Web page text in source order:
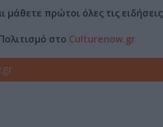
μάθετε πρώτοι όλες τις ειδήσεις
στο Culturenow.gr